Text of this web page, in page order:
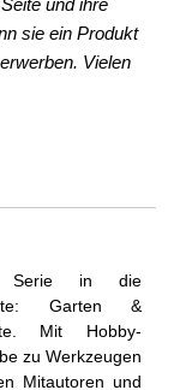
sie ein Produkt
Vielen
Serie in die
Garten &
Mit Hobby-
zu Werkzeugen
Mitautoren und